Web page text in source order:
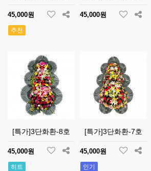
45,000원
추천
45,000원
[특가]3단화환-8호
45,000원
히트
[특가]3단화환-7호
45,000원
인기